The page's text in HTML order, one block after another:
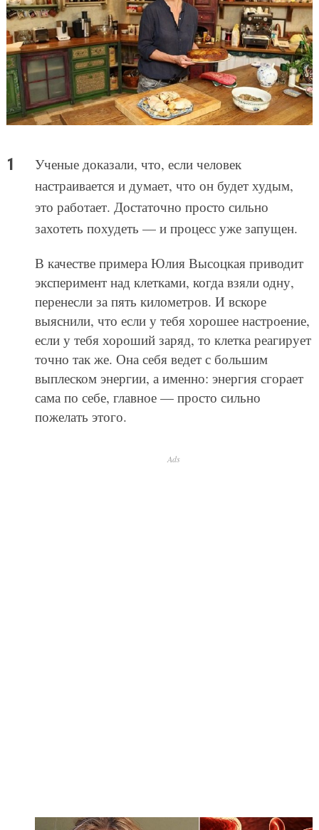
Ученые доказали, что, если человек
настраивается и думает, что он будет худым,
это работает. Достаточно просто сильно
захотеть похудеть — и процесс уже запущен.
В качестве примера Юлия Высоцкая приводит
эксперимент над клетками, когда взяли одну,
перенесли за пять километров. И вскоре
выяснили, что если у тебя хорошее настроение,
если у тебя хороший заряд, то клетка реагирует
точно так же. Она себя ведет с большим
выплеском энергии, а именно: энергия сгорает
сама по себе, главное — просто сильно
пожелать этого.
Ads